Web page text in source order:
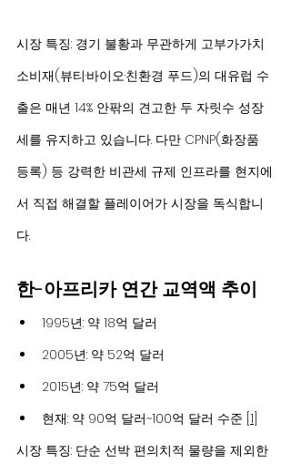
시장 특징: 경기 불황과 무관하게 고부가가치
소비재(뷰티·바이오·친환경 푸드)의 대유럽 수
출은 매년 14% 안팎의 견고한 두 자릿수 성장
세를 유지하고 있습니다. 다만 CPNP(화장품
등록) 등 강력한 비관세 규제 인프라를 현지에
서 직접 해결할 플레이어가 시장을 독식합니
다.
한-아프리카 연간 교역액 추이
1995년: 약 18억 달러
2005년: 약 52억 달러
2015년: 약 75억 달러
현재: 약 90억 달러~100억 달러 수준 [1]
시장 특징: 단순 선박 편의치적 물량을 제외한